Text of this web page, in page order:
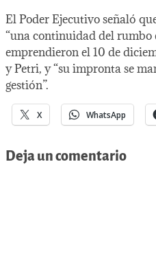
El Poder Ejecutivo señaló
“una continuidad del rumbo
emprendieron el 10 de
y Petri, y “su impronta se
gestión”.
X WhatsApp
Deja un comentario